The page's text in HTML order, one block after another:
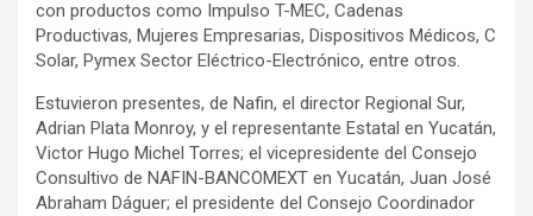
con productos como Impulso T-MEC, Cadenas
Productivas, Mujeres Empresarias, Dispositivos Médicos, C
Solar, Pymex Sector Eléctrico-Electrónico, entre otros.
Estuvieron presentes, de Nafin, el director Regional Sur,
Adrian Plata Monroy, y el representante Estatal en Yucatán,
Victor Hugo Michel Torres; el vicepresidente del Consejo
Consultivo de NAFIN-BANCOMEXT en Yucatán, Juan José
Abraham Dáguer; el presidente del Consejo Coordinador